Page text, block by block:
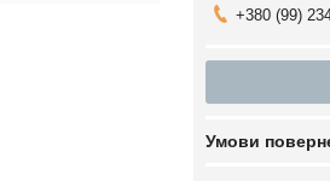
+380 (99)